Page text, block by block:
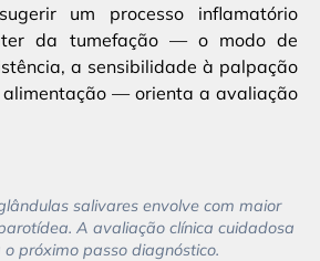
um processo inflamatório
da tumefação — o modo de
a sensibilidade à palpação
— orienta a avaliação
salivares envolve com maior
A avaliação clínica cuidadosa
próximo passo diagnóstico.